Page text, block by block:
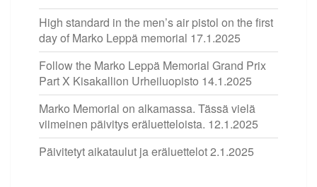
High standard in the men’s air pistol on the first
day of Marko Leppä memorial 17.1.2025
Follow the Marko Leppä Memorial Grand Prix
Part X Kisakallion Urheiluopisto 14.1.2025
Marko Memorial on alkamassa. Tässä vielä
viimeinen päivitys eräluetteloista. 12.1.2025
Päivitetyt aikataulut ja eräluettelot2.1.2025